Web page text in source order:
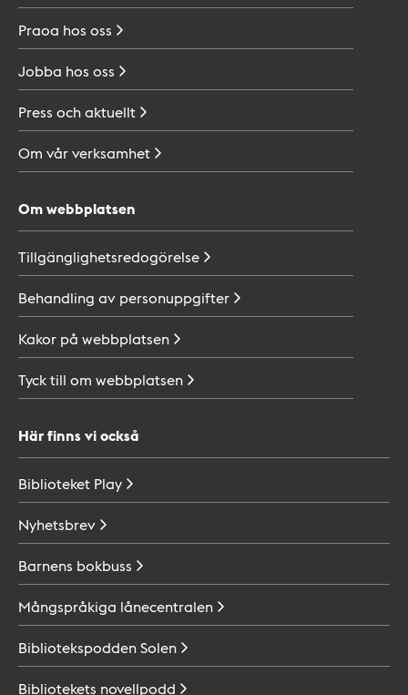
Praoa hos oss
Jobba hos oss
Press ochaktuellt
Om vårverksamhet
Om webbplatsen
Tillgänglighetsredogörelse
Behandling av personuppgifter
Kakor på webbplatsen
Tyck till om webbplatsen
Här finns vi också
Biblioteket Play
Nyhetsbrev
Barnens bokbuss
Mångspråkiga lånecentralen
BibliotekspoddenSolen
Bibliotekets novellpodd